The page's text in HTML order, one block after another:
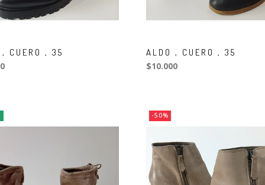
CUERO , 35 ALDO , CUERO , 35
$10.000
-50%